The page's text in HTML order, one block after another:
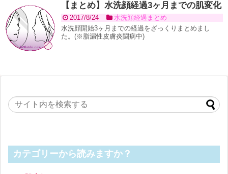
【まとめ】水洗顔経過3ヶ月までの肌変化
2017/8/24
水洗顔経過まとめ
水洗顔開始3ヶ月までの経過をざっくりまとめまし
た。(※脂漏性皮膚炎闘病中)
カテゴリーから読みますか？